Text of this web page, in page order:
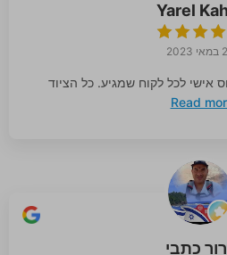
Yarel
אישי לכל לקוח שמגיע. כל הציוד
Read
כתבי